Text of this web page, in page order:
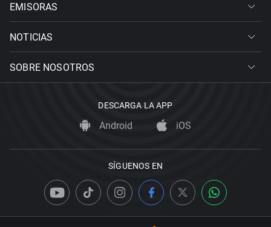
EMISORAS
NOTICIAS
SOBRE NOSOTROS
DESCARGA LA APP
Android iOS
SÍGUENOS EN